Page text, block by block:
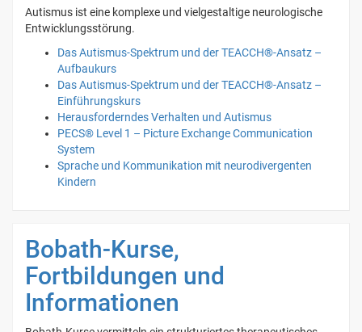
Autismus ist eine komplexe und vielgestaltige neurologische
Entwicklungsstörung.
Das Autismus-Spektrum und der TEACCH®-Ansatz –
Aufbaukurs
Das Autismus-Spektrum und der TEACCH®-Ansatz –
Einführungskurs
Herausforderndes Verhalten und Autismus
PECS® Level 1 – Picture Exchange Communication
System
Sprache und Kommunikation mit neurodivergenten
Kindern
Bobath-Kurse,
Fortbildungen und
Informationen